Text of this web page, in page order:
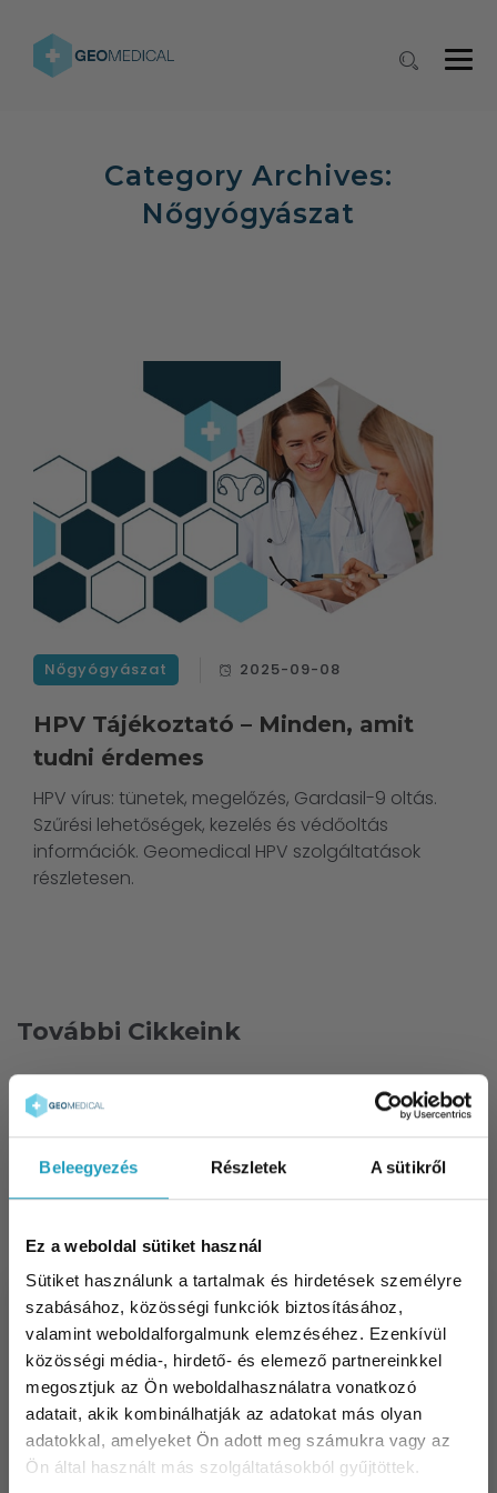
Beleegyezés Részletek A sütikről
Ez a weboldal sütiket használ
Sütiket használunk a tartalmak és hirdetések személyre
szabásához, közösségi funkciók biztosításához,
valamint weboldalforgalmunk elemzéséhez. Ezenkívül
közösségi média-, hirdető- és elemező partnereinkkel
megosztjuk az Ön weboldalhasználatra vonatkozó
adatait, akik kombinálhatják az adatokat más olyan
adatokkal, amelyeket Ön adott meg számukra vagy az
Ön által használt más szolgáltatásokból gyűjtöttek.
Category Archives:
Nőgyógyászat
Nőgyógyászat 2025-09-08
HPV Tájékoztató – Minden, amit
tudni érdemes
HPV vírus: tünetek, megelőzés, Gardasil-9 oltás.
Szűrési lehetőségek, kezelés és védőoltás
információk. Geomedical HPV szolgáltatások
részletesen.
További Cikkeink
Ízületi fájdalom és reumatológiai panaszok:
mindent a megelőzésről és a modern
injekciós kezelésekről
2026-06-24
– szakorvosi útmutató
2026-05-21
Tavaszi fáradtság: Hogyan szabaduljon meg
a tél végi kimerültségtől?
Vastagbélrák szűrés és megelőzés: